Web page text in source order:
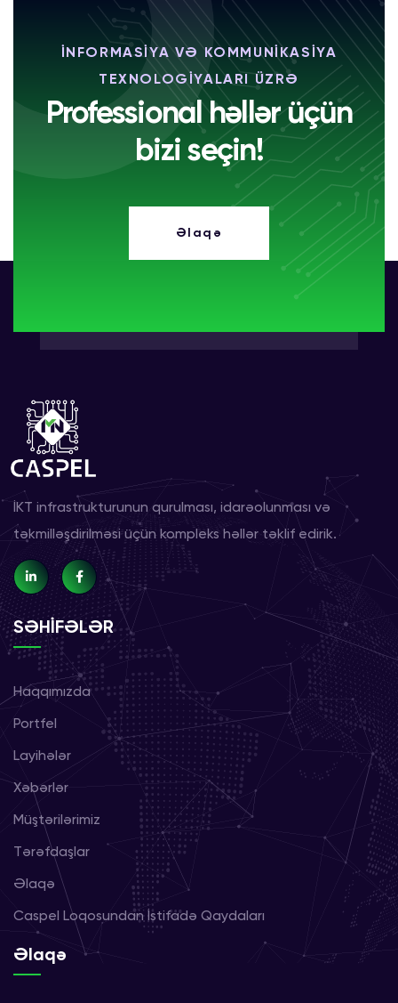
İNFORMASİYA VƏ KOMMUNİKASİYA
TEXNOLOGİYALARI ÜZRƏ
Professional həllər üçün
bizi seçin!
Əlaqə
İKT infrastrukturunun qurulması, idarəolunması və
təkmilləşdirilməsi üçün kompleks həllər təklif edirik.
SƏHİFƏLƏR
Haqqımızda
Portfel
Layihələr
Xəbərlər
Müştərilərimiz
Tərəfdaşlar
Əlaqə
Caspel Loqosundan İstifadə Qaydaları
Əlaqə